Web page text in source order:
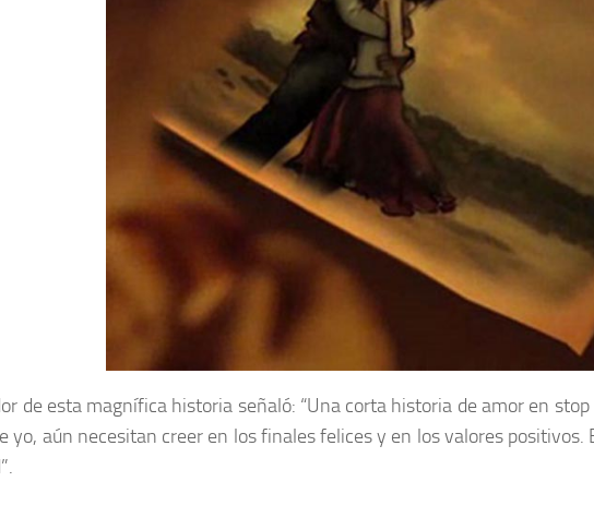
de esta magnífica historia señaló: “Una corta historia de amor en
yo, aún necesitan creer en los finales felices y en los valores